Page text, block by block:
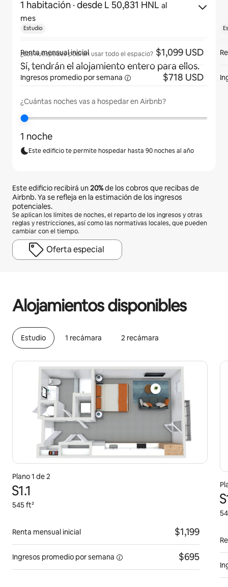
1 habitación · desde L 50,831 HNL al
mes
¿Los huéspedes podrán usar todo el espacio?
Sí, tendrán el alojamiento entero para ellos.
¿Cuántas noches vas a hospedar en Airbnb?
1 noche
Este edificio te permite hospedar hasta 90 noches al año
Este edificio recibirá un20%de los cobros que recibas de
Airbnb. Ya se refleja en la estimación de los ingresos
potenciales.
Se aplican los límites de noches, el reparto de los ingresos y otras
reglas y restricciones, así como las normativas locales, que pueden
cambiar con el tiempo.
Oferta especial
Alojamientos disponibles
Estudio 1 recámara 2 recámara
Plano 1 de 2
S1.1
545 ft²
Renta mensual inicial $1,199
Ingresos promedio porsemana $695
Estudio
Renta mensual inicial $1,099 USD
Ingresos promedio porsemana $718 USD